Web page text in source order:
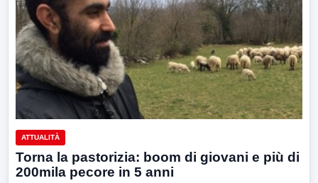
ATTUALITÀ
Torna la pastorizia: boom di giovani e più di
200mila pecore in 5 anni